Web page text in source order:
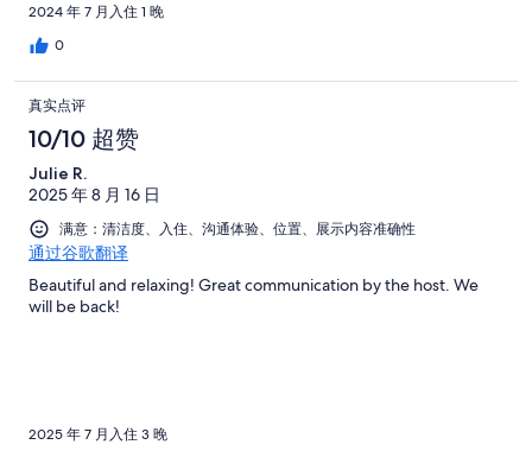
2024 年 7 月入住 1 晚
0
真实点评
10/10 超赞
Julie R.
2025 年 8 月 16 日
满意：清洁度、入住、沟通体验、位置、展示内容准确性
通过谷歌翻译
Beautiful and relaxing! Great communication by the host. We
will be back!
2025 年 7 月入住 3 晚